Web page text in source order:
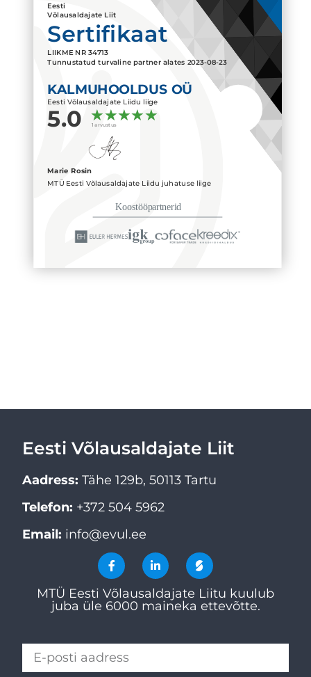
Eesti
Võlausaldajate Liit
Sertifikaat
LIIKME NR 34713
Tunnustatud turvaline partner alates 2023-08-23
KALMUHOOLDUS OÜ
Eesti Võlausaldajate Liidu liige
5.0 1 arvustus
Marie Rosin
MTÜ Eesti Võlausaldajate Liidu juhatuse liige
Eesti Võlausaldajate Liit
Aadress: Tähe 129b, 50113 Tartu
Telefon: +372 504 5962
Email: info@evul.ee
MTÜ Eesti Võlausaldajate Liitu kuulub
juba üle 6000 maineka ettevõtte.